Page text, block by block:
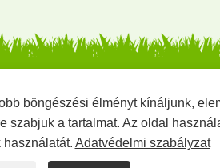
böngészési élményt kínáljunk,
szabjuk a tartalmat. Az oldal
Adatvédelmi szabályzat
Printing and Packaging Co.,
Rólunk Termékek hírek Letöltés